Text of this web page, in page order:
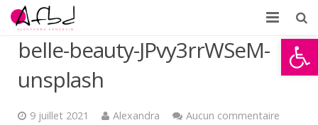
Ouvrir
Accueil
À propos
Formations
belle-beauty-JPvy3rrWSeM-
unsplash
9 juillet 2021 Alexandra Aucun commentaire